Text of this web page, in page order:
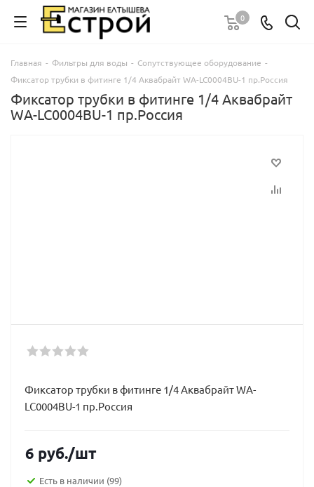
0
Главная - Фильтры для воды - Сопутствующее оборудование -
Фиксатор трубки в фитинге 1/4 Аквабрайт WA-LC0004BU-1 пр.Россия
Фиксатор трубки в фитинге 1/4 Аквабрайт
WA-LC0004BU-1 пр.Россия
Фиксатор трубки в фитинге 1/4 Аквабрайт WA-
LC0004BU-1 пр.Россия
6 руб./шт
Есть в наличии (99)